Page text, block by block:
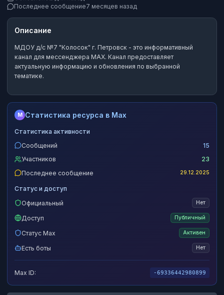
Последнее сообщение7 месяцев назад
Описание
МДОУ д/с №7 "Колосок" г. Петровск - это информативный
канал для мессенджера MAX. Канал предоставляет
актуальную информацию и обновления по выбранной
тематике.
M Статистика ресурса в Max
Статистика активности
Сообщений
15
Участников
23
Последнее сообщение
29.12.2025
Статус и доступ
Официальный
Нет
Доступ Публичный
Статус Max Активен
Есть боты Нет
Max ID: -69336442980899